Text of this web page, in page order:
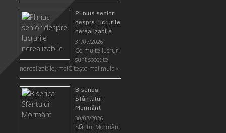
Plinius senior
despre lucrurile
nerealizabile
31/07/2026
Ce multe lucruri
sunt socotite
nerealizabile, maiCiteşte mai mult »
Biserica
Sfântului
Mormânt
30/07/2026
Sfântul Mormânt